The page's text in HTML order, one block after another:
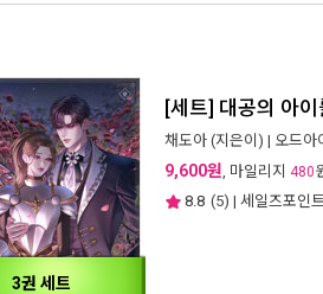
3권 세트
[세트] 대공의 아
채도아 (지은이) | 오드아
9,600원, 마일리지 480
8.8 (5) | 세일즈포인